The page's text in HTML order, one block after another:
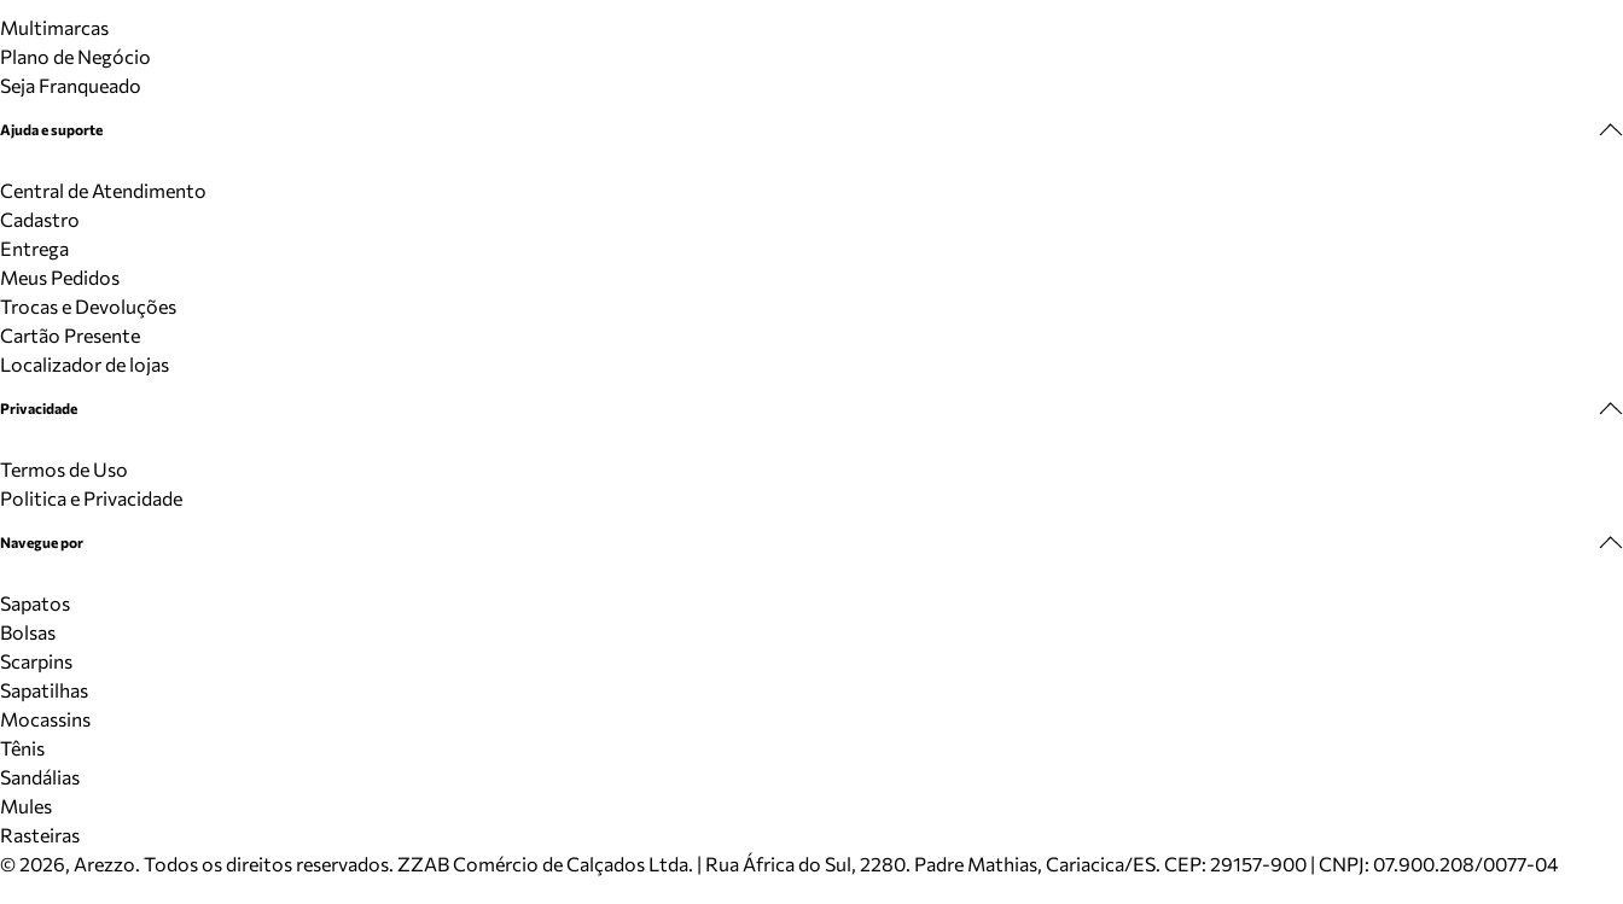
Multimarcas
Plano de Negócio
Seja Franqueado
Ajuda e suporte
Central de Atendimento
Cadastro
Entrega
Meus Pedidos
Trocas e Devoluções
Cartão Presente
Localizador de lojas
Privacidade
Termos de Uso
Politica e Privacidade
Navegue por
Sapatos
Bolsas
Scarpins
Sapatilhas
Mocassins
Tênis
Sandálias
Mules
Rasteiras
©2026, Arezzo. Todos os direitos reservados. ZZAB Comércio de Calçados Ltda. | Rua África do Sul, 2280. Padre Mathias, Cariacica/ES. CEP: 29157-900 | CNPJ: 07.900.208/0077-04